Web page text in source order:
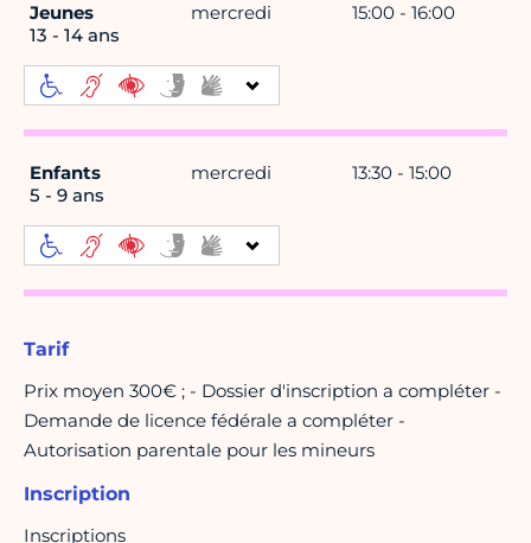
Jeunes
13 - 14 ans
mercredi 15:00 - 16:00
Enfants
5 - 9 ans
mercredi 13:30 - 15:00
Tarif
Prix moyen 300€ ; - Dossier d'inscription a compléter -
Demande de licence fédérale a compléter -
Autorisation parentale pour les mineurs
Inscription
Inscriptions